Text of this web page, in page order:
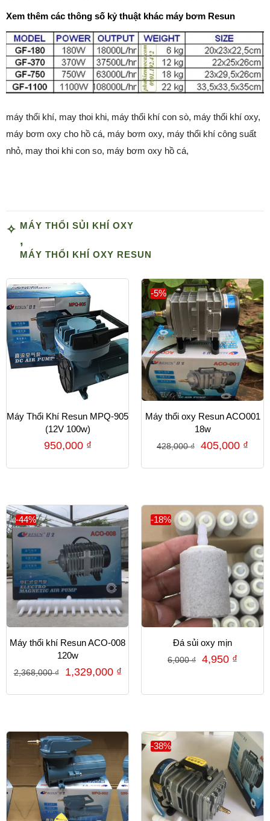
Xem thêm các thông số kỷ thuật khác máy bơm Resun
máy thổi khí, may thoi khi, máy thổi khí con sò, máy thổi khí oxy,
máy bơm oxy cho hồ cá, máy bơm oxy, máy thổi khí công suất
nhỏ, may thoi khi con so, máy bơm oxy hồ cá,
MÁY THỔI SỦI KHÍ OXY
,
MÁY THỔI KHÍ OXY RESUN
Máy Thổi Khí Resun MPQ-905
(12V 100w)
950,000 ₫
-5%
Máy thổi oxy Resun ACO001
18w
428,000₫ 405,000 ₫
-44%
Máy thổi khí Resun ACO-008
120w
2,368,000₫ 1,329,000 ₫
-18%
Đá sủi oxy mịn
6,000₫ 4,950 ₫
-38%